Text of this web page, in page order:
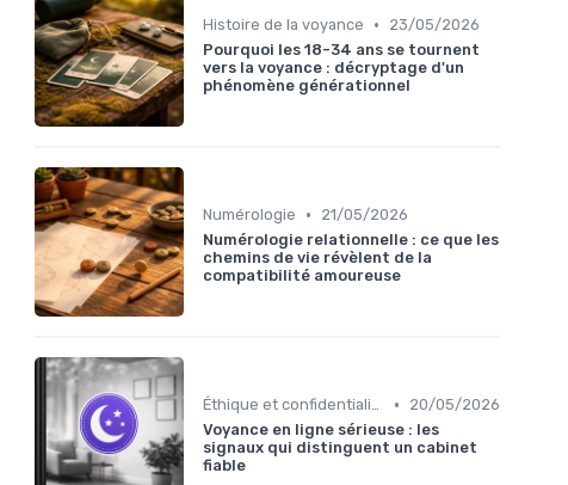
Histoire de la voyance •
23/05/2026
Pourquoi les 18-34 ans se tournent
vers la voyance : décryptage d'un
phénomène générationnel
Numérologie •
21/05/2026
Numérologie relationnelle : ce que les
chemins de vie révèlent de la
compatibilité amoureuse
Éthique et confidentialité •
20/05/2026
Voyance en ligne sérieuse : les
signaux qui distinguent un cabinet
fiable